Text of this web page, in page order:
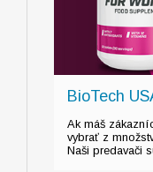
BioTech
Ak máš
vybrať z
Naši predavači